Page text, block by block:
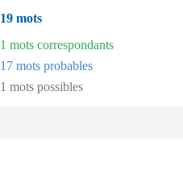
19 mots
1 mots correspondants
17 mots probables
1 mots possibles